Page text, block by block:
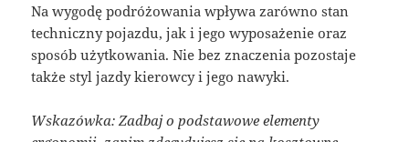
Na wygodę podróżowania wpływa zarówno stan
techniczny pojazdu, jak i jego wyposażenie oraz
sposób użytkowania. Nie bez znaczenia pozostaje
także styl jazdy kierowcy i jego nawyki.
Wskazówka: Zadbaj o podstawowe elementy